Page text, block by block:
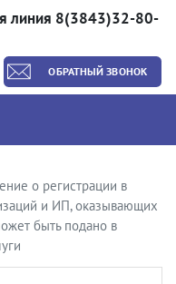
линия 8(3843)32-80-
ОБРАТНЫЙ ЗВОНОК
о регистрации в
и ИП, оказывающих
быть подано в